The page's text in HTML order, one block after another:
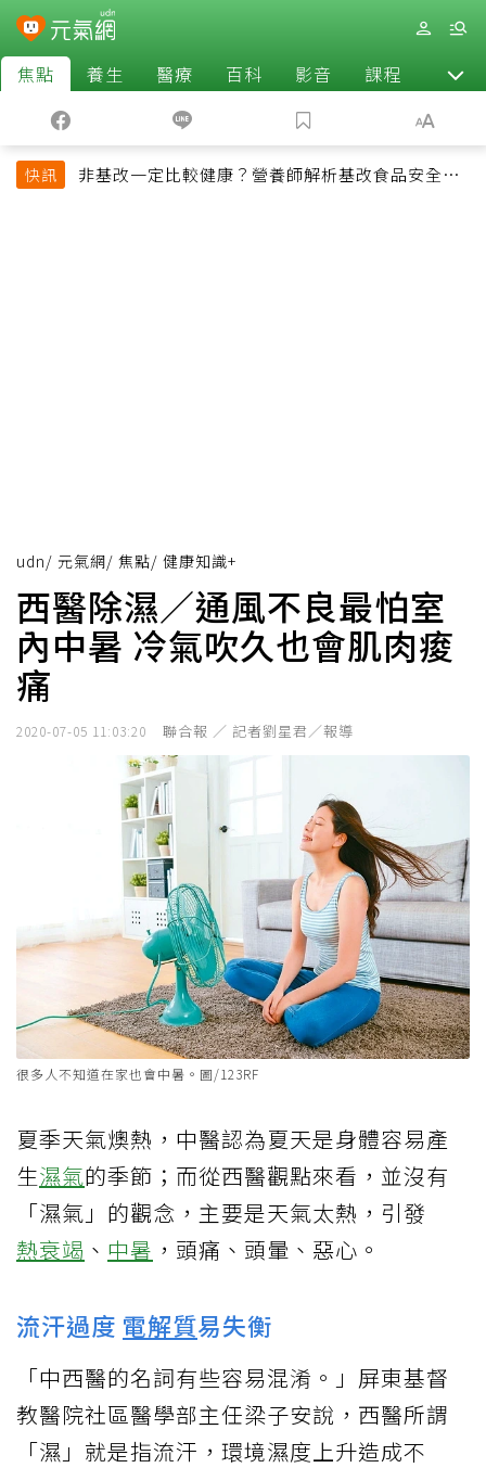
焦點 養生 醫療 百科 影音 課程 退休
快訊
非基改一定比較健康？營養師解析基改食品安全性
udn/ 元氣網/ 焦點/ 健康知識+
西醫除濕／通風不良最怕室
內中暑 冷氣吹久也會肌肉痠
痛
2020-07-05 11:03:20 聯合報 ／ 記者劉星君／報導
很多人不知道在家也會中暑。圖/123RF
夏季天氣燠熱，中醫認為夏天是身體容易產
生濕氣的季節；而從西醫觀點來看，並沒有
「濕氣」的觀念，主要是天氣太熱，引發
熱衰竭 、 中暑 ，頭痛、頭暈、惡心。
流汗過度 電解質易失衡
「中西醫的名詞有些容易混淆。」屏東基督
教醫院社區醫學部主任梁子安說，西醫所謂
「濕」就是指流汗，環境濕度上升造成不